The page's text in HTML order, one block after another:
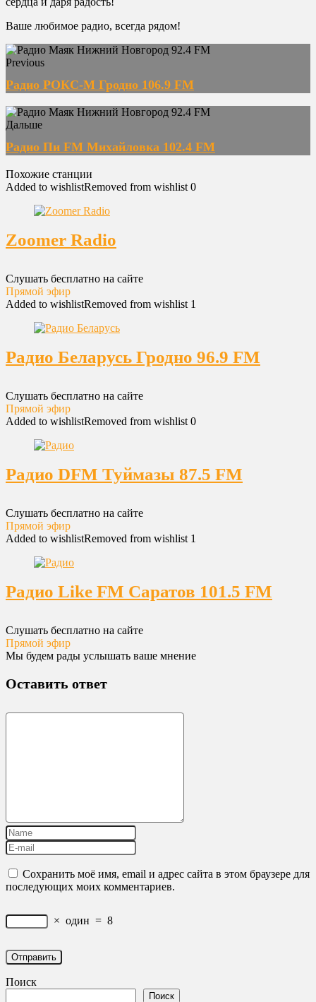
Ваше любимое радио, всегда рядом!
Previous
Радио РОКС-М Гродно 106.9 FM
Дальше
Радио Пи FM Михайловка 102.4 FM
Похожие станции
Added to wishlistRemoved from wishlist 0
Zoomer Radio
Слушать бесплатно на сайте
Прямой эфир
Added to wishlistRemoved from wishlist 1
Радио Беларусь Гродно 96.9 FM
Слушать бесплатно на сайте
Прямой эфир
Added to wishlistRemoved from wishlist 0
Радио DFM Туймазы 87.5 FM
Слушать бесплатно на сайте
Прямой эфир
Added to wishlistRemoved from wishlist 1
Радио Like FM Саратов 101.5 FM
Слушать бесплатно на сайте
Прямой эфир
Мы будем рады услышать ваше мнение
Оставить ответ
Сохранить моё имя, email и адрес сайта в этом браузере для
последующих моих комментариев.
× один = 8
Поиск
Поиск